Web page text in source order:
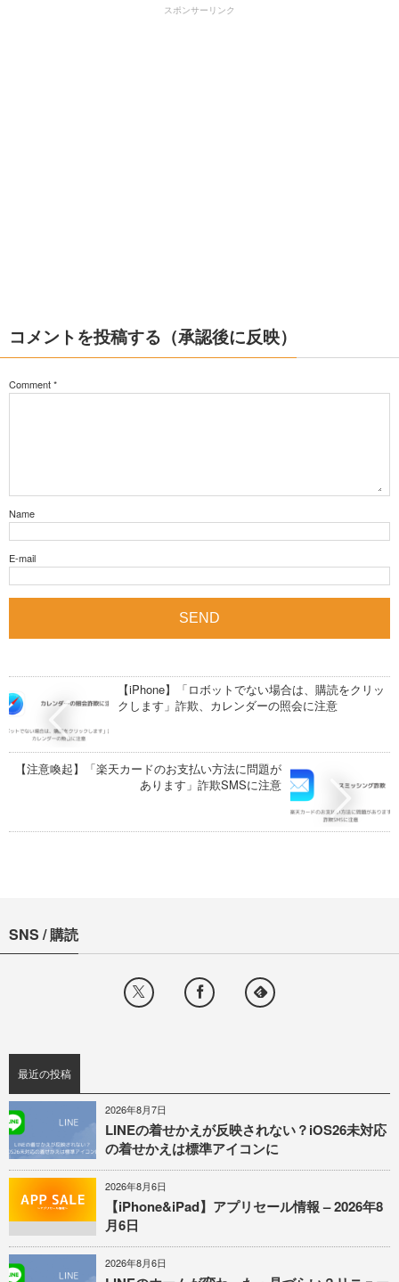
スポンサーリンク
コメントを投稿する（承認後に反映）
Comment*
Name
E-mail
【iPhone】「ロボットでない場合は、購読をクリッ
クします」詐欺、カレンダーの照会に注意
【注意喚起】「楽天カードのお支払い方法に問題が
あります」詐欺SMSに注意
SNS / 購読
最近の投稿
2026年8月7日
LINEの着せかえが反映されない？iOS26未対応
の着せかえは標準アイコンに
2026年8月6日
【iPhone&iPad】アプリセール情報 – 2026年8
月6日
2026年8月6日